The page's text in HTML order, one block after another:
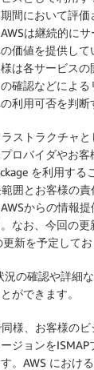
間において評価
は継続的に
価値を提供し
は各サービス
確認などによ
利用可否を判断
ストラクチャ
ロバイダやお客
を利用す
囲とお客様の
からの情報
なお、今回の更
新を予定してお
の確認や詳細
ができます。
様、お客様のビ
ジョンを
。AWS におけ